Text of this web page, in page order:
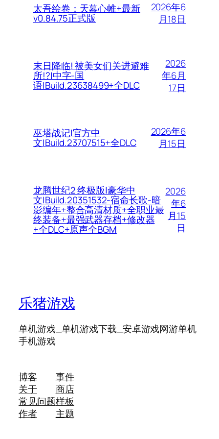
太吾绘卷：天幕心帷+最新
v0.84.75正式版
2026年6
月18日
末日降临! 被美女们关进避难
所!?|中字-国
语|Build.23638499+全DLC
2026
年6月
17日
巫塔战记|官方中
文|Build.23707515+全DLC
2026年6
月15日
龙腾世纪2 终极版|豪华中
文|Build.20351532-宿命长歌-暗
影编年+整合高清材质+全职业最
终装备+最强武器存档+修改器
+全DLC+原声全BGM
2026
年6
月15
日
乐猪游戏
单机游戏_单机游戏下载_安卓游戏网游单机
手机游戏
博客
关于
常见问题
作者
事件
商店
样板
主题